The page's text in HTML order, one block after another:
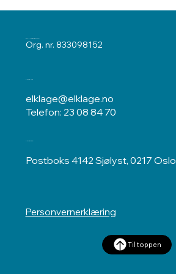
ELKLAGENEMNDA
Org. nr. 833098152
Kontakt oss
elklage@elklage.no
Telefon: 23 08 84 70
Postadresse
Postboks 4142 Sjølyst, 0217 Oslo
Personvernerklæring
Til toppen